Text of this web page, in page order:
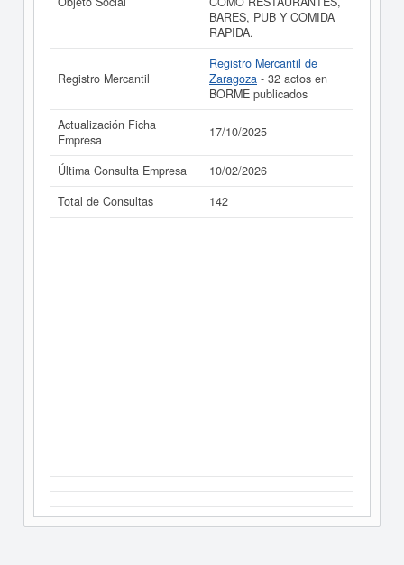
La última actualización del informe de empresa se ha
realizado el 17/10/2025.
BARES, PUB Y COMIDA
RAPIDA.
Registro Mercantil
Registro Mercantil de
Zaragoza - 32 actos en
BORME publicados
Actualización Ficha
Empresa
17/10/2025
Última Consulta Empresa
10/02/2026
Total de Consultas
142